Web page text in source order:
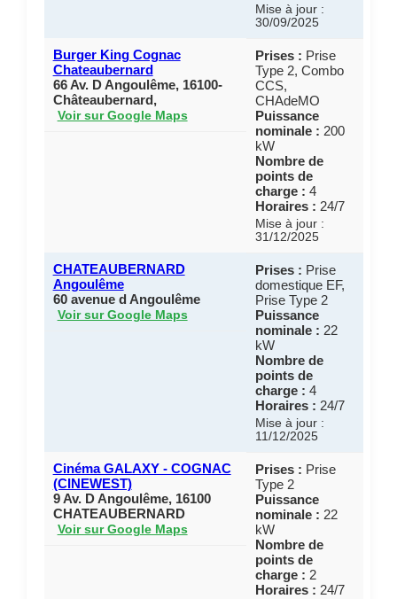
Mise à jour :
30/09/2025
Burger King Cognac
Chateaubernard
66 Av. D Angoulême, 16100-
Châteaubernard,
Voir sur Google Maps
Prises : Prise
Type 2, Combo
CCS,
CHAdeMO
Puissance
nominale : 200
kW
Nombre de
points de
charge : 4
Horaires : 24/7
Mise à jour :
31/12/2025
CHATEAUBERNARD
Angoulême
60 avenue d Angoulême
Voir sur Google Maps
Prises : Prise
domestique EF,
Prise Type 2
Puissance
nominale : 22
kW
Nombre de
points de
charge : 4
Horaires : 24/7
Mise à jour :
11/12/2025
Cinéma GALAXY - COGNAC
(CINEWEST)
9 Av. D Angoulême, 16100
CHATEAUBERNARD
Voir sur Google Maps
Prises : Prise
Type 2
Puissance
nominale : 22
kW
Nombre de
points de
charge : 2
Horaires : 24/7